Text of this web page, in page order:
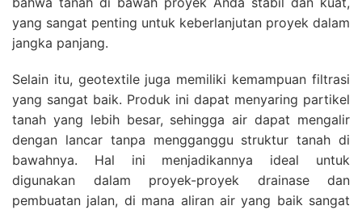
yang sangat penting untuk keberlanjutan proyek dalam
jangka panjang.
Selain itu, geotextile juga memiliki kemampuan filtrasi
yang sangat baik. Produk ini dapat menyaring partikel
tanah yang lebih besar, sehingga air dapat mengalir
dengan lancar tanpa mengganggu struktur tanah di
bawahnya. Hal ini menjadikannya ideal untuk
digunakan dalam proyek-proyek drainase dan
pembuatan jalan, di mana aliran air yang baik sangat